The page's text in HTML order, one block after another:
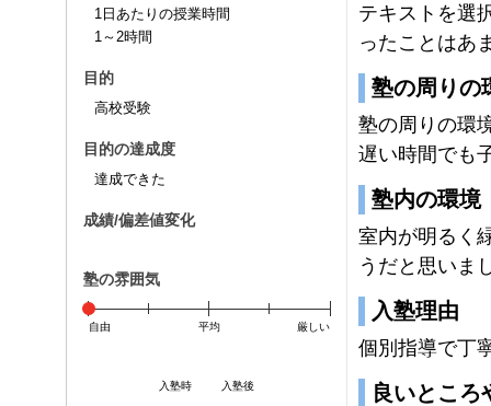
1日あたりの授業時間
1～2時間
目的
高校受験
目的の達成度
達成できた
成績/偏差値変化
入塾時 入塾後
塾の雰囲気
自由 平均 厳しい
テキストを選
ったことはあ
塾の周りの
塾の周りの環
遅い時間でも
塾内の環境
室内が明るく
うだと思いま
入塾理由
個別指導で丁
良いところ